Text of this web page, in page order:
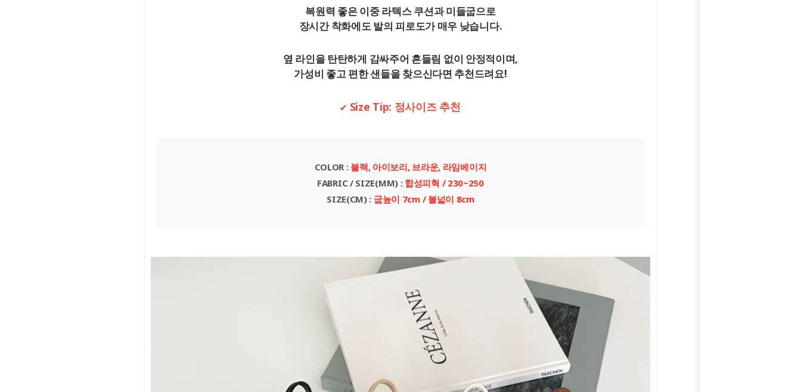
복원력 좋은 이중 라텍스 쿠션과 미들굽으로
장시간 착화에도 발의 피로도가 매우 낮습니다.
옆 라인을 탄탄하게 감싸주어 흔들림 없이 안정적이며,
가성비 좋고 편한 샌들을 찾으신다면 추천드려요!
✔ Size Tip: 정사이즈 추천
COLOR : 블랙, 아이보리, 브라운, 라임베이지
FABRIC / SIZE(MM): 합성피혁 / 230~250
SIZE(CM): 굽높이 7cm / 볼넓이 8cm